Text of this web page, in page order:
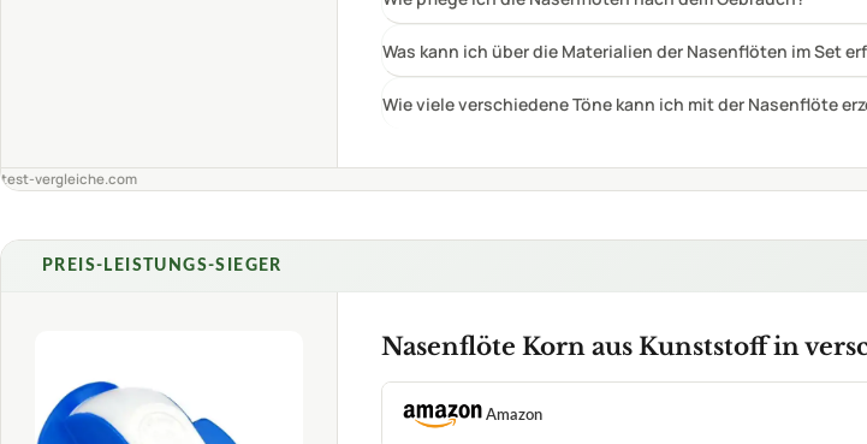
★★★★★
eine große Auswahl an Nasenflöten im Paket enthalten
✓ unkomplizierte Handhabung
✓ kinderfreundlich
Welche Materialien werden für die Nasenflöten in diesem
Was kann ich über die Materialien der Nasenflöten im Set
Wie viele verschiedene Töne kann ich mit der Nasenflöte